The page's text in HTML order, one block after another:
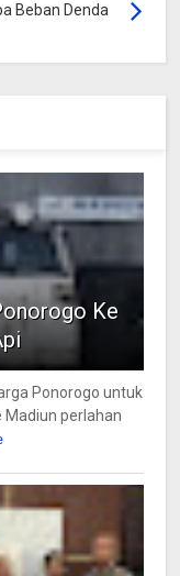
Beban Denda
Ke
Ponorogo untuk
perlahan